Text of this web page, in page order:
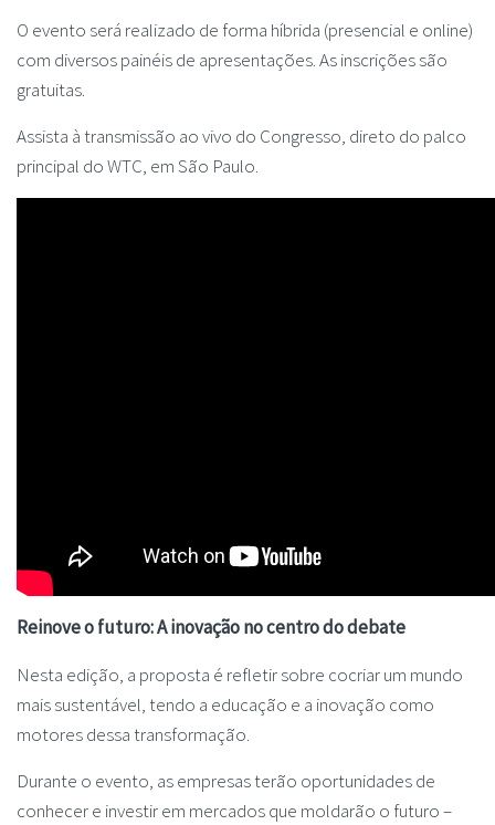
O evento será realizado de forma híbrida (presencial e online)
com diversos painéis de apresentações. As inscrições são
gratuitas.
Assista à transmissão ao vivo do Congresso, direto do palco
principal do WTC, em São Paulo.
Reinove o futuro: A inovação no centro do debate
Nesta edição, a proposta é refletir sobre cocriar um mundo
mais sustentável, tendo a educação e a inovação como
motores dessa transformação.
Durante o evento, as empresas terão oportunidades de
conhecer e investir em mercados que moldarão o futuro –